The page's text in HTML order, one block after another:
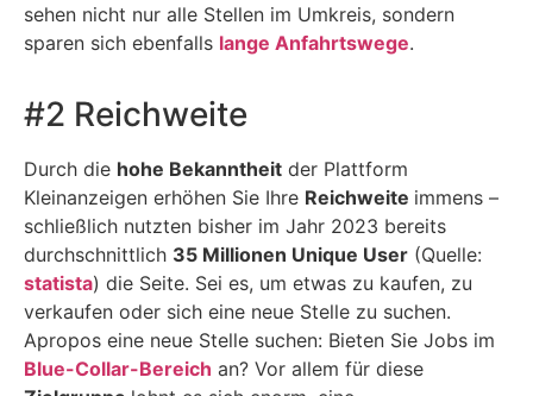
sehen nicht nur alle Stellen im Umkreis, sondern
sparen sich ebenfalls lange Anfahrtswege.
#2 Reichweite
Durch die hohe Bekanntheit der Plattform
Kleinanzeigen erhöhen Sie Ihre Reichweite immens –
schließlich nutzten bisher im Jahr 2023 bereits
durchschnittlich 35 Millionen Unique User (Quelle:
statista) die Seite. Sei es, um etwas zu kaufen, zu
verkaufen oder sich eine neue Stelle zu suchen.
Apropos eine neue Stelle suchen: Bieten Sie Jobs im
Blue-Collar-Bereich an? Vor allem für diese